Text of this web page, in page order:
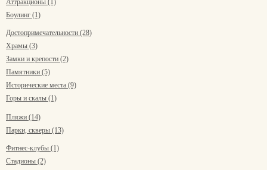
Аттракционы (1)
Боулинг (1)
Достопримечательности (28)
Храмы (3)
Замки и крепости (2)
Памятники (5)
Исторические места (9)
Горы и скалы (1)
Пляжи (14)
Парки, скверы (13)
Фитнес-клубы (1)
Стадионы (2)